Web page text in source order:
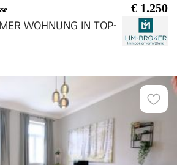
€ 1.250
WOHNUNG IN TOP-